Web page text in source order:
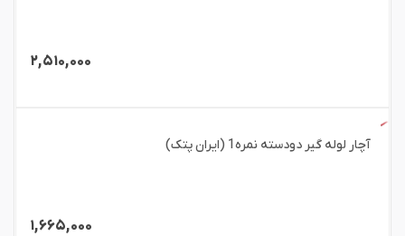
۲,۵۱۰,۰۰۰
آچار لوله گیر دودسته نمره1 (ایران پتک)
۱,۶۶۵,۰۰۰